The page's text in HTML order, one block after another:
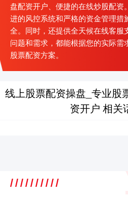
盘配资开户、便捷的在线炒股配资
进的风控系统和严格的资金管理措
全。同时，还提供全天候在线客服
问题和需求，都能根据您的实际需
股票配资方案。
线上股票配资操盘_专业股
资开户 相关